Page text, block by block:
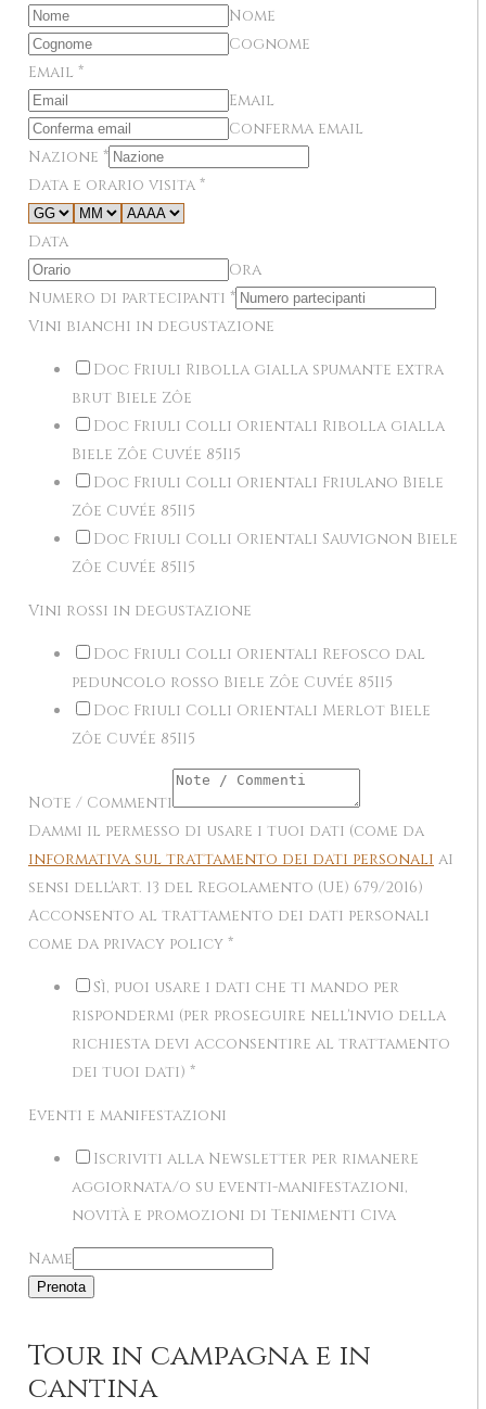
Nome
Cognome
Email *
Email
Conferma email
Nazione *
Data e orario visita *
Data
Ora
Numero di partecipanti *
Vini bianchi in degustazione
Doc Friuli Ribolla gialla spumante extra
brut Biele Zôe
Doc Friuli Colli Orientali Ribolla gialla
Biele Zôe Cuvée 85I15
Doc Friuli Colli Orientali Friulano Biele
Zôe Cuvée 85I15
Doc Friuli Colli Orientali Sauvignon Biele
Zôe Cuvée 85I15
Vini rossi in degustazione
Doc Friuli Colli Orientali Refosco dal
peduncolo rosso Biele Zôe Cuvée 85I15
Doc Friuli Colli Orientali Merlot Biele
Zôe Cuvée 85I15
Note / Commenti
Dammi il permesso di usare i tuoi dati (come da
informativa sul trattamento dei dati personali ai
sensi dell'art. 13 del Regolamento (UE) 679/2016)
Acconsento al trattamento dei dati personali
come da privacy policy *
Sì, puoi usare i dati che ti mando per
rispondermi (per proseguire nell'invio della
richiesta devi acconsentire al trattamento
dei tuoi dati) *
Eventi e manifestazioni
Iscriviti alla Newsletter per rimanere
aggiornata/o su eventi-manifestazioni,
novità e promozioni di Tenimenti Civa
Name
Prenota
Tour in campagna e in
cantina